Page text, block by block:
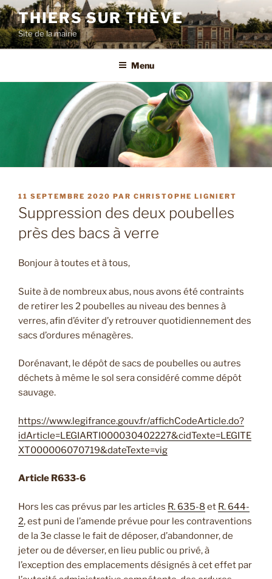
Aller
au
contenu
principal
THIERS SUR THÈVE
Site de la mairie
Menu
PUBLIÉ
LE
11 SEPTEMBRE 2020 PAR CHRISTOPHE LIGNIERT
Suppression des deux poubelles
près des bacs à verre
Bonjour à toutes et à tous,
Suite à de nombreux abus, nous avons été contraints
de retirer les 2 poubelles au niveau des bennes à
verres, afin d’éviter d’y retrouver quotidiennement des
sacs d’ordures ménagères.
Dorénavant, le dépôt de sacs de poubelles ou autres
déchets à même le sol sera considéré comme dépôt
sauvage.
https://www.legifrance.gouv.fr/affichCodeArticle.do?
idArticle=LEGIARTI000030402227&cidTexte=LEGITE
XT000006070719&dateTexte=vig
Article R633-6
Hors les cas prévus par les articles R. 635-8et R. 644-
2, est puni de l’amende prévue pour les contraventions
de la 3e classe le fait de déposer, d’abandonner, de
jeter ou de déverser, en lieu public ou privé, à
l’exception des emplacements désignés à cet effet par